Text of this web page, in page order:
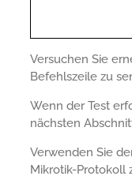
Versuchen Sie
Befehlszeile zu
Wenn der Test
nächsten
Verwenden Sie
Mikrotik-Protokoll